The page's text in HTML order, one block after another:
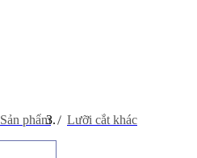
Sản phẩm Lưỡi cắt khác